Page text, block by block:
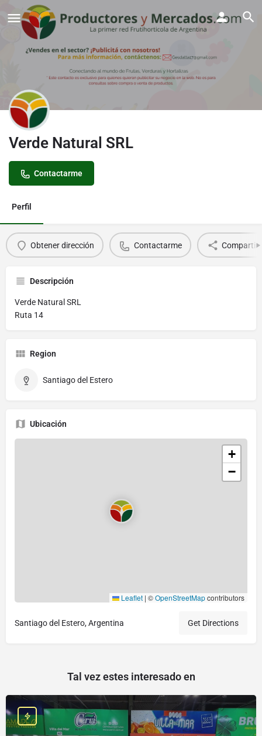
Verde Natural SRL
Contactarme
Perfil
Obtener dirección Contactarme Compartir
Descripción
Verde Natural SRL
Ruta 14
Region
Santiago del Estero
Ubicación
+
−
Leaflet | ©OpenStreetMapcontributors
Santiago del Estero, Argentina Get Directions
Tal vez estes interesado en